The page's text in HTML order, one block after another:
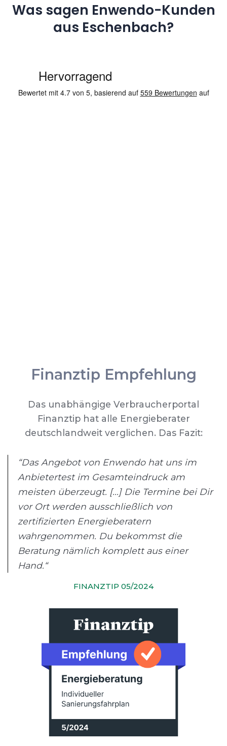
Was sagen Enwendo-Kunden
aus Eschenbach?
Finanztip Empfehlung
Das unabhängige Verbraucherportal
Finanztip hat alle Energieberater
deutschlandweit verglichen. Das Fazit:
“Das Angebot von Enwendo hat uns im
Anbietertest im Gesamteindruck am
meisten überzeugt. [...] Die Termine bei Dir
vor Ort werden ausschließlich von
zertifizierten Energieberatern
wahrgenommen. Du bekommst die
Beratung nämlich komplett aus einer
Hand.“
FINANZTIP 05/2024